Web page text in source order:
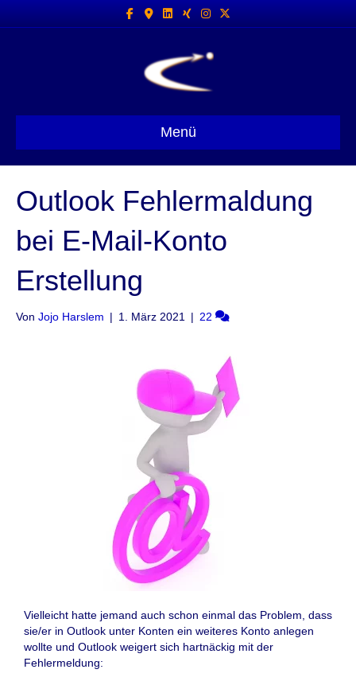
FacebookGoogle-maps
Linkedin
Xing InstagramX-twitter
Menü
Outlook Fehlermaldung
bei E-Mail-Konto
Erstellung
Von Jojo Harslem | 1. März 2021 | 22
Vielleicht hatte jemand auch schon einmal das Problem, dass
sie/er in Outlook unter Konten ein weiteres Konto anlegen
wollte und Outlook weigert sich hartnäckig mit der
Fehlermeldung: